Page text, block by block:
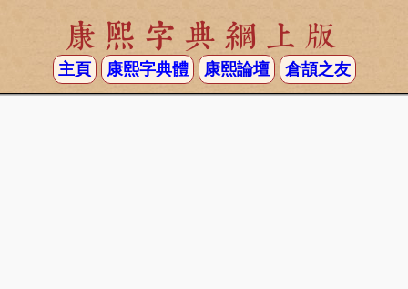
康熙字典網上版
主頁 康熙字典體 康熙論壇 倉頡之友